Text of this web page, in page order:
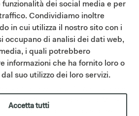
dei social media e per
Condividiamo inoltre
in cui utilizza il nostro sito con i
occupano di analisi dei dati web,
i quali potrebbero
informazioni che ha fornito loro o
suo utilizzo dei loro servizi.
Accetta tutti
Privacidad)
|Cookie policy|Privacy policy|
Cielo forma parte del Grupo Mittel a